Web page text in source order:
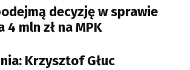
decyzję w sprawie
mln zł na MPK
Krzysztof Głuc